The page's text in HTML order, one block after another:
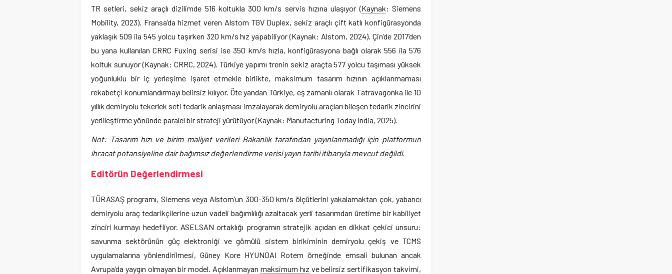
TR setleri, sekiz araçlı dizilimde 516 koltukla 300 km/s servis hızına ulaşıyor (Kaynak: Siemens
Mobility, 2023). Fransa’da hizmet veren Alstom TGV Duplex, sekiz araçlı çift katlı konfigürasyonda
yaklaşık 509 ila 545 yolcu taşırken 320 km/s hız yapabiliyor (Kaynak: Alstom, 2024). Çin’de 2017’den
bu yana kullanılan CRRC Fuxing serisi ise 350 km/s hızla, konfigürasyona bağlı olarak 556 ila 576
koltuk sunuyor (Kaynak: CRRC, 2024). Türkiye yapımı trenin sekiz araçta 577 yolcu taşıması yüksek
yoğunluklu bir iç yerleşime işaret etmekle birlikte, maksimum tasarım hızının açıklanmaması
rekabetçi konumlandırmayı belirsiz kılıyor. Öte yandan Türkiye, eş zamanlı olarak Tatravagonka ile 10
yıllık demiryolu tekerlek seti tedarik anlaşması imzalayarak demiryolu araçları bileşen tedarik zincirini
yerlileştirme yönünde paralel bir strateji yürütüyor (Kaynak: Manufacturing Today India, 2025).
Not: Tasarım hızı ve birim maliyet verileri Bakanlık tarafından yayınlanmadığı için platformun
ihracat potansiyeline dair bağımsız değerlendirme verisi yayın tarihi itibarıyla mevcut değildi.
Editörün Değerlendirmesi
TÜRASAŞ programı, Siemens veya Alstom’un 300-350 km/s ölçütlerini yakalamaktan çok, yabancı
demiryolu araç tedarikçilerine uzun vadeli bağımlılığı azaltacak yerli tasarımdan üretime bir kabiliyet
zinciri kurmayı hedefliyor. ASELSAN ortaklığı programın stratejik açıdan en dikkat çekici unsuru:
savunma sektörünün güç elektroniği ve gömülü sistem birikiminin demiryolu çekiş ve TCMS
uygulamalarına yönlendirilmesi, Güney Kore HYUNDAI Rotem örneğinde emsali bulunan ancak
Avrupa’da yaygın olmayan bir model. Açıklanmayan maksimum hız ve belirsiz sertifikasyon takvimi,